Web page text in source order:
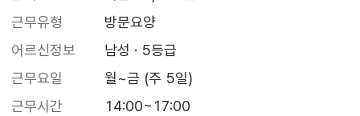
근무유형
방문요양
어르신정보
남성 · 5등급
근무요일
월~금 (주 5일)
근무시간
14:00~17:00